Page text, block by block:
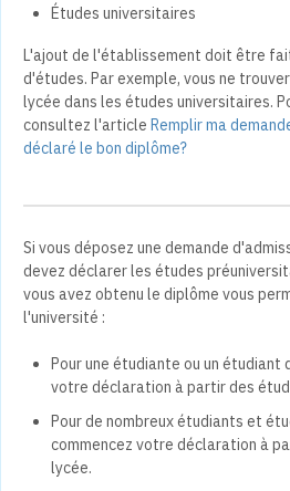
Études universitaires
L'ajout de l'établissement doit être
d'études. Par exemple, vous ne
lycée dans les études universitaires.
consultez l'article Remplir ma
déclaré le bon diplôme?
Si vous déposez une demande
devez déclarer les études
vous avez obtenu le diplôme vous
l'université :
Pour une étudiante ou un étudiant
votre déclaration à partir des
Pour de nombreux étudiants et
commencez votre déclaration à
lycée.